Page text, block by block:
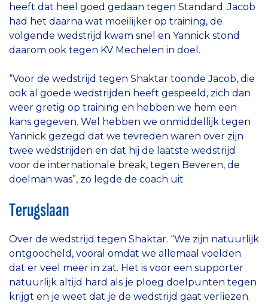
heeft dat heel goed gedaan tegen Standard. Jacob
had het daarna wat moeilijker op training, de
volgende wedstrijd kwam snel en Yannick stond
daarom ook tegen KV Mechelen in doel.
“Voor de wedstrijd tegen Shaktar toonde Jacob, die
ook al goede wedstrijden heeft gespeeld, zich dan
weer gretig op training en hebben we hem een
kans gegeven. Wel hebben we onmiddellijk tegen
Yannick gezegd dat we tevreden waren over zijn
twee wedstrijden en dat hij de laatste wedstrijd
voor de internationale break, tegen Beveren, de
doelman was”, zo legde de coach uit
Terugslaan
Over de wedstrijd tegen Shaktar. “We zijn natuurlijk
ontgoocheld, vooral omdat we allemaal voelden
dat er veel meer in zat. Het is voor een supporter
natuurlijk altijd hard als je ploeg doelpunten tegen
krijgt en je weet dat je de wedstrijd gaat verliezen.